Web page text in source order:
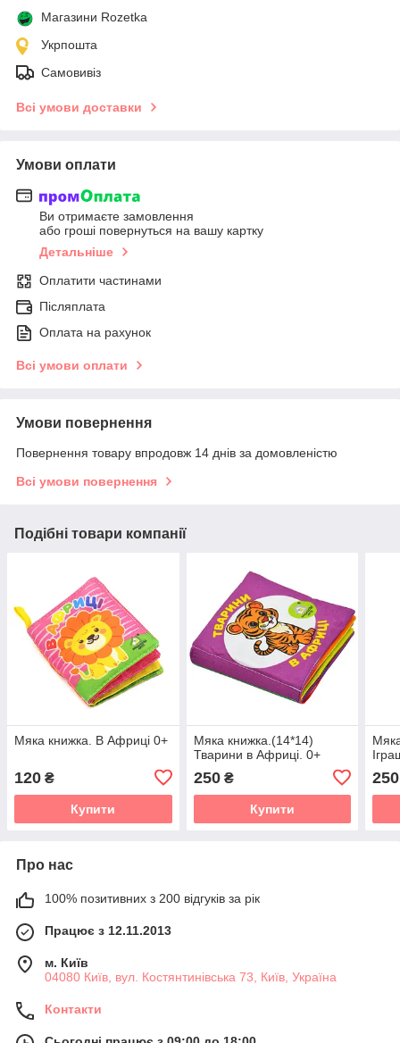
Магазини Rozetka
Укрпошта
Самовивіз
Всі умови доставки
Умови оплати
Ви отримаєте замовлення
або гроші повернуться на вашу картку
Детальніше
Оплатити частинами
Післяплата
Оплата на рахунок
Всі умови оплати
Умови повернення
Повернення товару впродовж 14 днів за домовленістю
Всі умови повернення
Подібні товари компанії
Мяка книжка. В Африці 0+
120 ₴
Купити
Мяка книжка.(14*14)
Тварини в Африці. 0+
250₴
Купити
250
Про нас
100% позитивних з 200 відгуків за рік
Працює з 12.11.2013
м. Київ
04080 Київ, вул. Костянтинівська 73, Київ, Україна
Контакти